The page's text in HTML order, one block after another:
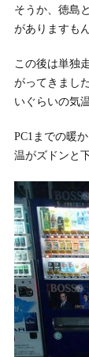
そうか、徳島
がありますも
この後は単独
がってきまし
いぐらいの気
PC1までの暖
温がズドンと